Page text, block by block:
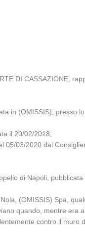
DI CASSAZIONE,
in (OMISSIS), presso
il 20/02/2018;
03/2020 dal
di Napoli,
(OMISSIS) Spa,
quando, mentre
contro il